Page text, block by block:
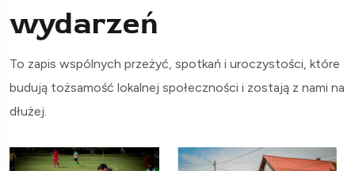
wydarzeń
To zapis wspólnych przeżyć, spotkań i uroczystości, które
budują tożsamość lokalnej społeczności i zostają z nami na
dłużej.